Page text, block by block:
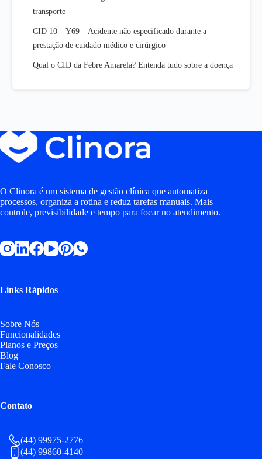
transporte
CID 10 – Y69 – Acidente não especificado durante a
prestação de cuidado médico e cirúrgico
Qual o CID da Febre Amarela? Entenda tudo sobre a doença
O Clinora é um sistema de gestão clínica que automatiza
processos, organiza a rotina e reduz tarefas manuais. Mais
controle, previsibilidade e tempo para focar no atendimento.
Links Rápidos
Sobre Nós
Funcionalidades
Planos e Preços
Blog
Fale Conosco
Contato
(44) 99975-2776
(44) 99860-4140